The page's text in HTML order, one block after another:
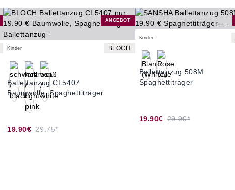
ANGEBOT
Kinder BLOCH
Ballettanzug CL5407
Baumwolle, Spaghettiträger
19.90€ 29.75*
Kinder
Ballettanzug 508M
Spaghettiträger
19.90€ 29.90*